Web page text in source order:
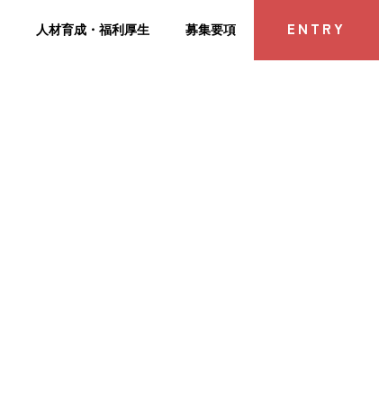
人材育成・福利厚生 募集要項 ENTRY